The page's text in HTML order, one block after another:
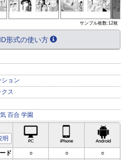
サンプル枚数:12枚
形式の使い方
ョン
ス
百合 学園
明
iPhone対応
ド ○ ○
○